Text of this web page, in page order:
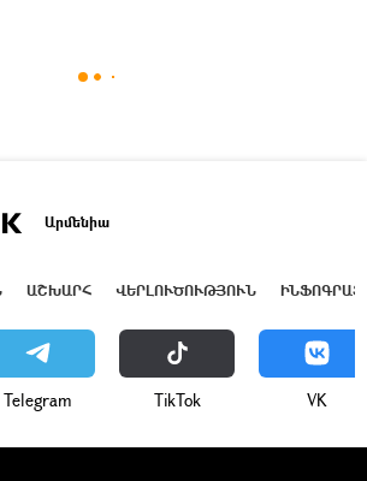
Արմենիա
ԱՇԽԱՐՀ ՎԵՐԼՈՒԾՈՒԹՅՈՒՆ
Telegram ТikТоk VK